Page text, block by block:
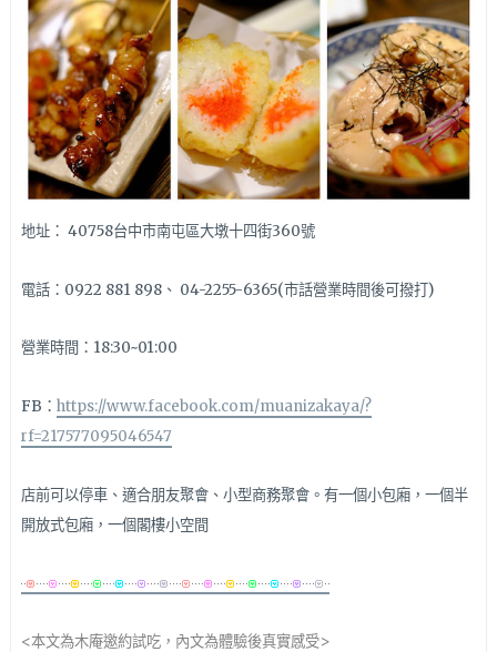
地址： 40758台中市南屯區大墩十四街360號
電話：0922 881 898、 04-2255-6365(市話營業時間後可撥打)
營業時間：18:30~01:00
FB： https://www.facebook.com/muanizakaya/?
rf=217577095046547
店前可以停車、適合朋友聚會、小型商務聚會。有一個小包廂，一個半
開放式包廂，一個閣樓小空間
<本文為木庵邀約試吃，內文為體驗後真實感受>